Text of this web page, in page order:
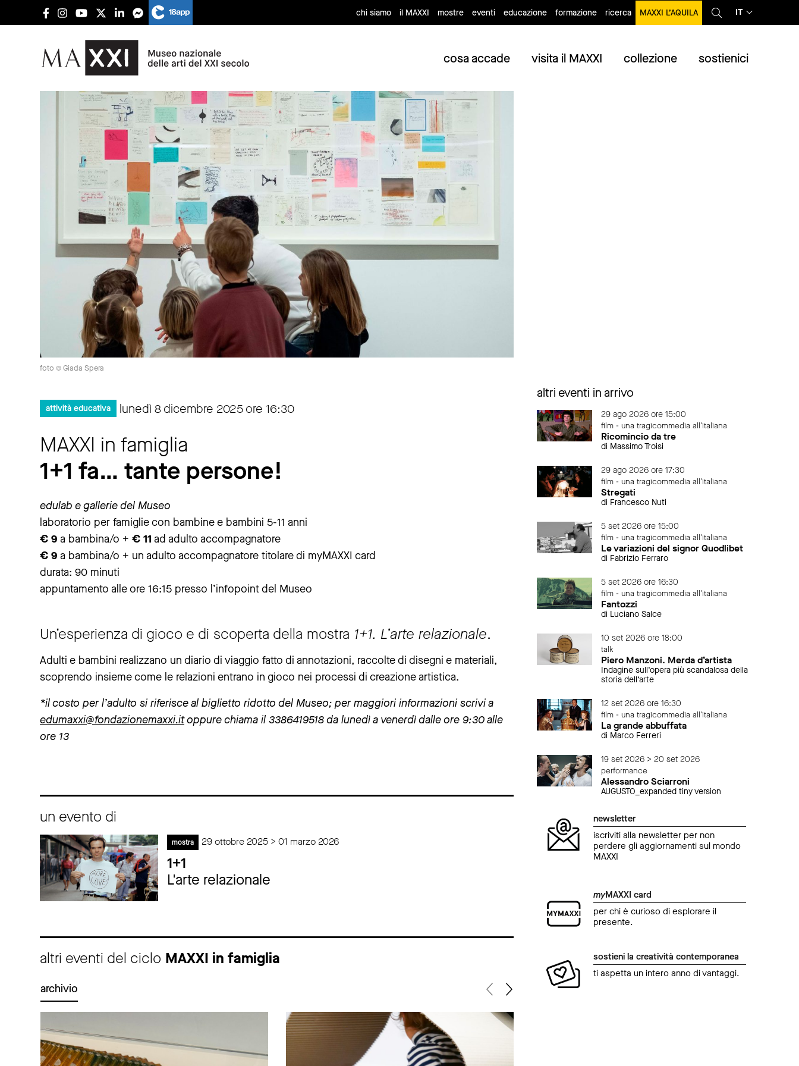
chi siamo il MAXXI mostre eventi educazione formazione ricerca MAXXI L’AQUILA IT
cosa accade visita il MAXXI collezione sostienici
foto © Giada Spera
attività educativa lunedì 8 dicembre 2025 ore 16:30
MAXXI in famiglia
1+1 fa… tante persone!
edulab e gallerie del Museo
laboratorio per famiglie con bambine e bambini 5-11 anni
€ 9 a bambina/o + € 11 ad adulto accompagnatore
€ 9 a bambina/o + un adulto accompagnatore titolare di myMAXXI card
durata: 90 minuti
appuntamento alle ore 16:15 presso l’infopoint del Museo
Un’esperienza di gioco e di scoperta della mostra 1+1. L’arte relazionale.
Adulti e bambini realizzano un diario di viaggio fatto di annotazioni, raccolte di disegni e materiali,
scoprendo insieme come le relazioni entrano in gioco nei processi di creazione artistica.
*il costo per l’adulto si riferisce al biglietto ridotto del Museo; per maggiori informazioni scrivi a
edumaxxi@fondazionemaxxi.itoppure chiama il 3386419518 da lunedì a venerdì dalle ore 9:30 alle
ore 13
un evento di
mostra 29 ottobre 2025 > 01 marzo 2026
1+1
L'arte relazionale
altri eventi del ciclo MAXXI in famiglia
archivio
altri eventi in arrivo
29 ago 2026 ore 15:00
film - una tragicommedia all'italiana
Ricomincio da tre
di Massimo Troisi
29 ago 2026 ore 17:30
film - una tragicommedia all'italiana
Stregati
di Francesco Nuti
5 set 2026 ore 15:00
film - una tragicommedia all'italiana
Le variazioni del signor Quodlibet
di Fabrizio Ferraro
5 set 2026 ore 16:30
film - una tragicommedia all'italiana
Fantozzi
di Luciano Salce
10 set 2026 ore 18:00
talk
Piero Manzoni. Merda d’artista
Indagine sull’opera più scandalosa della
storia dell’arte
12 set 2026 ore 16:30
film - una tragicommedia all'italiana
La grande abbuffata
di Marco Ferreri
19 set 2026 > 20 set 2026
performance
Alessandro Sciarroni
AUGUSTO_expanded tiny version
newsletter
iscriviti alla newsletter per non
perdere gli aggiornamenti sul mondo
MAXXI
myMAXXI card
per chi è curioso di esplorare il
presente.
sostieni la creatività contemporanea
ti aspetta un intero anno di vantaggi.